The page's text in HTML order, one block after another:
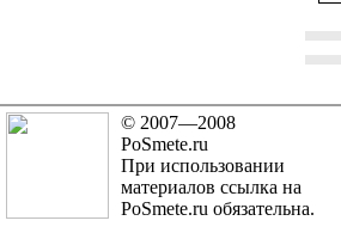
© 2007—2008
PoSmete.ru
При использовании
материалов ссылка на
PoSmete.ru обязательна.